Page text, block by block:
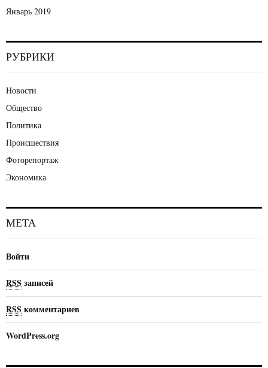
Январь 2019
РУБРИКИ
Новости
Общество
Политика
Происшествия
Фоторепортаж
Экономика
МЕТА
Войти
RSS записей
RSS комментариев
WordPress.org